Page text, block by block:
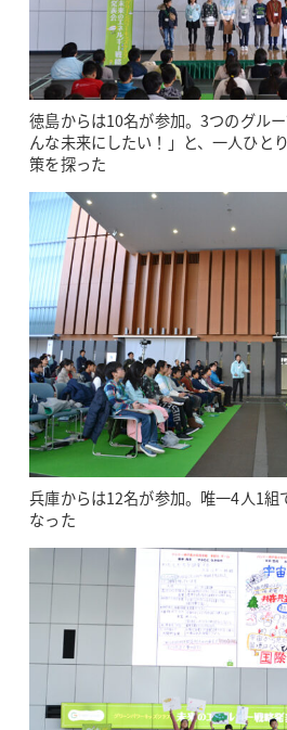
徳島からは10名が参加。3つのグル
んな未来にしたい！」と、一人ひと
策を探った
兵庫からは12名が参加。唯一4人1組
なった